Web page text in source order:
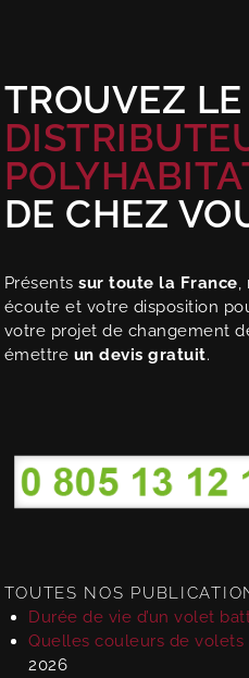
TROUVEZ LE
DE CHEZ
Présentssur toute la France,
écoute et votre disposition
votre projet de changement
émettre un devis gratuit.
TOUTES NOS
Durée de vie d’un volet
Quelles couleurs de
2026